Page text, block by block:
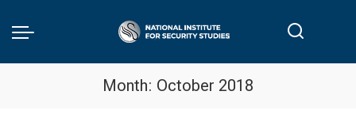
Month: October 2018